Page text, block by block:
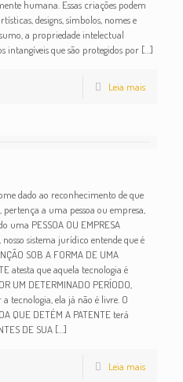
humana. Essas criações podem
designs, símbolos, nomes e
a propriedade intelectual
intangíveis que são protegidos por[…]
Leia mais
dado ao reconhecimento de que
a uma pessoa ou empresa,
uma PESSOA OU EMPRESA
nosso sistema jurídico entende que é
SOB A FORMA DE UMA
atesta que aquela tecnologia é
UM DETERMINADO PERÍODO,
tecnologia, ela já não é livre. O
QUE DETÉM A PATENTE terá
DE SUA[…]
Leia mais